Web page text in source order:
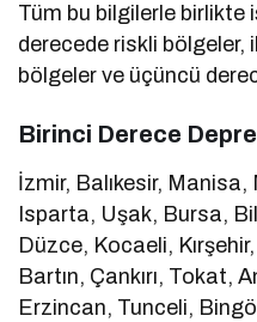
Tüm bu bilgilerle birlikte
derecede riskli bölgeler,
bölgeler ve üçüncü
Birinci Derece
İzmir, Balıkesir, Manisa,
Isparta, Uşak, Bursa,
Düzce, Kocaeli,
Bartın, Çankırı, Tokat,
Erzincan, Tunceli,